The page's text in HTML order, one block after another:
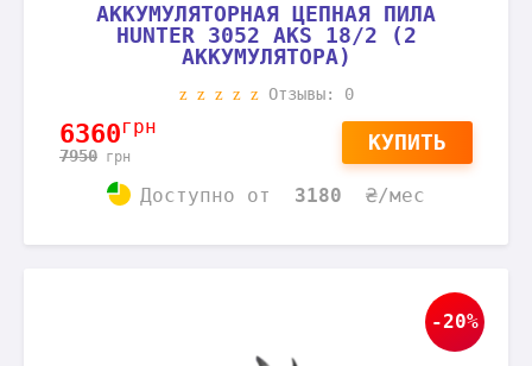
АККУМУЛЯТОРНАЯ ЦЕПНАЯ ПИЛА
HUNTER 3052 AKS 18/2 (2
АККУМУЛЯТОРА)
Отзывы: 0
6360грн
7950 грн
КУПИТЬ
Доступно от 3180 ₴/мес
-20%